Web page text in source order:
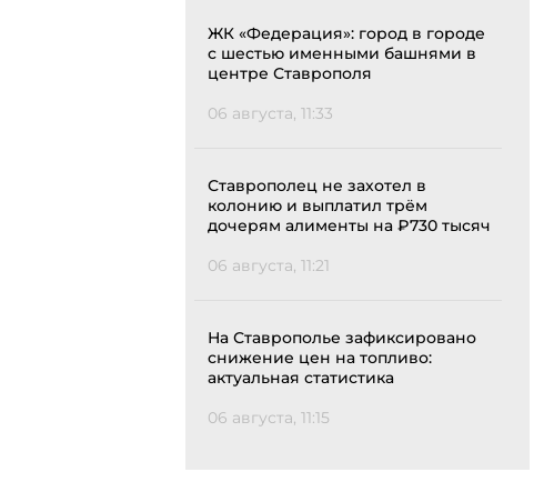
ЖК «Федерация»: город в городе
с шестью именными башнями в
центре Ставрополя
06 августа, 11:33
Ставрополец не захотел в
колонию и выплатил трём
дочерям алименты на ₽730 тысяч
06 августа, 11:21
На Ставрополье зафиксировано
снижение цен на топливо:
актуальная статистика
06 августа, 11:15